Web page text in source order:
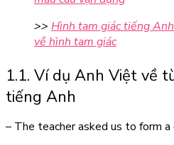
>> Hình tam giác tiếng
về hình tam giác
1.1. Ví dụ Anh Việt về
tiếng Anh
– The teacher asked us to form a